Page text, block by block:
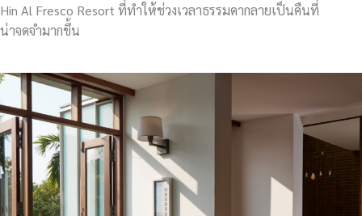
Hin Al Fresco Resort ที่ทำให้ช่วงเวลาธรรมดากลายเป็นคืนที่
น่าจดจำมากขึ้น